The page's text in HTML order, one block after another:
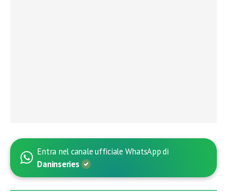
Entra nel canale ufficiale WhatsApp di
Daninseries